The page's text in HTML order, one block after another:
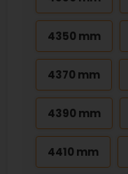
4350 mm
4370 mm
4390 mm
4410 mm